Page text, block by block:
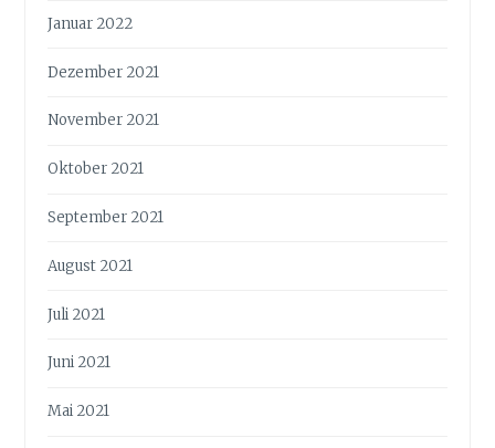
Januar 2022
Dezember 2021
November 2021
Oktober 2021
September 2021
August 2021
Juli 2021
Juni 2021
Mai 2021